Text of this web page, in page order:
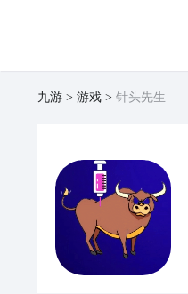
九游 游戏 针头先生